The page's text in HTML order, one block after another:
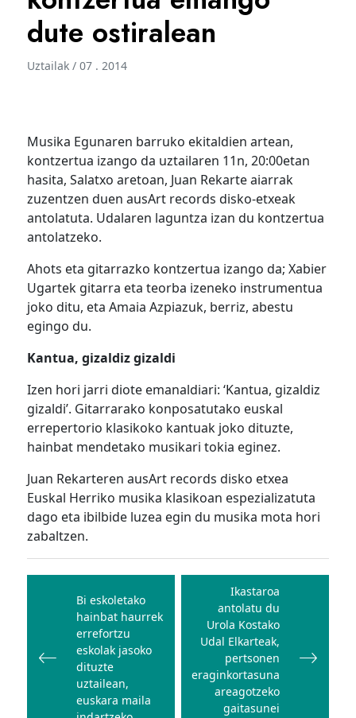
dute ostiralean
Uztailak / 07 . 2014
Musika Egunaren barruko ekitaldien artean,
kontzertua izango da uztailaren 11n, 20:00etan
hasita, Salatxo aretoan, Juan Rekarte aiarrak
zuzentzen duen ausArt records disko-etxeak
antolatuta. Udalaren laguntza izan du kontzertua
antolatzeko.
Ahots eta gitarrazko kontzertua izango da; Xabier
Ugartek gitarra eta teorba izeneko instrumentua
joko ditu, eta Amaia Azpiazuk, berriz, abestu
egingo du.
Kantua, gizaldiz gizaldi
Izen hori jarri diote emanaldiari: ‘Kantua, gizaldiz
gizaldi’. Gitarrarako konposatutako euskal
errepertorio klasikoko kantuak joko dituzte,
hainbat mendetako musikari tokia eginez.
Juan Rekarteren ausArt records disko etxea
Euskal Herriko musika klasikoan espezializatuta
dago eta ibilbide luzea egin du musika mota hori
zabaltzen.
Bidalketetan
zehar
nabigatu
Bi eskoletako
hainbat haurrek
errefortzu
eskolak jasoko
dituzte
uztailean,
euskara maila
Ikastaroa
antolatu du
Urola Kostako
Udal Elkarteak,
pertsonen
eraginkortasuna
areagotzeko
gaitasunei